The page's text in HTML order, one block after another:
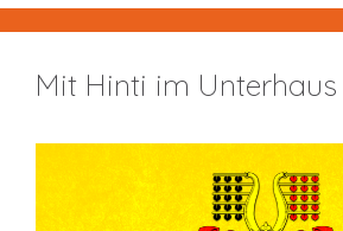
Mit Hinti im Unterhaus